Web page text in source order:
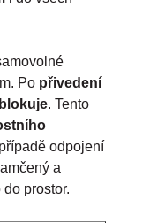
Po přivedení
. Tento
odpojení
a
prostor.